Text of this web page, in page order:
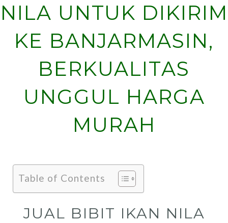
NILA UNTUK DIKIRIM
KE BANJARMASIN,
BERKUALITAS
UNGGUL HARGA
MURAH
Table of Contents
JUAL BIBIT IKAN NILA